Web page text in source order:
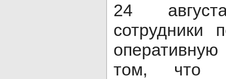
24
сотрудники
том, что